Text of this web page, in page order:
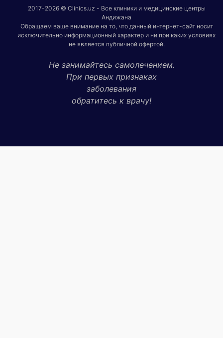
2017-2026 © Clinics.uz - Все клиники и медицинские центры
Андижана
Обращаем ваше внимание на то, что данный интернет-сайт носит
исключительно информационный характер и ни при каких условиях
не является публичной офертой.
Не занимайтесь самолечением.
При первых признаках
заболевания
обратитесь к врачу!